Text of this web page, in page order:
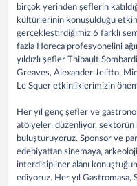
birçok yerinden şeflerin
kültürlerinin konuşulduğu
gerçekleştirdiğimiz 6 farklı
fazla Horeca profesyonelini
yıldızlı şefler Thibault
Greaves, Alexander Jelitto,
Le Squer etkinliklerimizin
Her yıl genç şefler ve
atölyeleri düzenliyor,
buluşturuyoruz. Sponsor ve
edebiyattan sinemaya,
interdisipliner alanı
ediyoruz. Her yıl Gastromasa,